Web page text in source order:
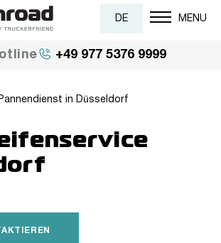
DE MENU
+49 977 5376 9999
in Düsseldorf